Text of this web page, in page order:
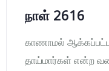
நாள் 2616
காணாமல்
தாய்மார்கள் என்ற